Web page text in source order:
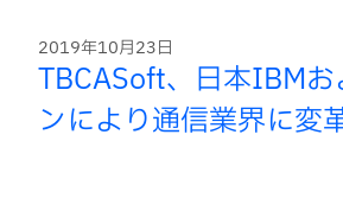
2019年10月23日
TBCASoft、日本IBMお
ンにより通信業界に変